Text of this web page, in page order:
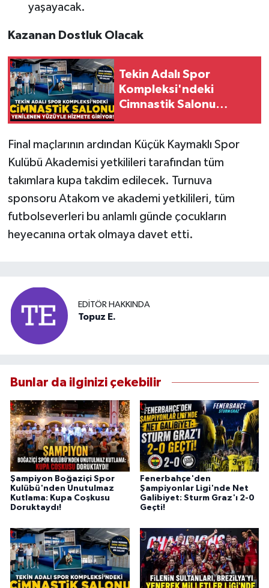
yaşayacak.
Kazanan Dostluk Olacak
Tekin Adalı Spor
Kompleksi'ndeki
Cimnastik Salonu
Final maçlarının ardından Küçük Kaymaklı Spor
Kulübü Akademisi yetkilileri tarafından tüm
takımlara kupa takdim edilecek. Turnuva
sponsoru Atakom ve akademi yetkilileri, tüm
futbolseverleri bu anlamlı günde çocukların
heyecanına ortak olmaya davet etti.
EDITÖR HAKKINDA
Topuz E.
Bunlar da ilginizi çekebilir
Şampiyon Boğaziçi Spor
Kulübü'nden Unutulmaz
Kutlama: Kupa Coşkusu
Doruktaydı!
Fenerbahçe'den
Şampiyonlar Ligi'nde Net
Galibiyet: Sturm Graz'ı 2-0
Geçti!